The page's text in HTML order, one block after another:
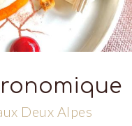
Deux Alpes